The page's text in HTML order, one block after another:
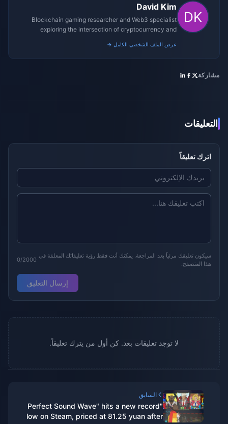
David Kim
Blockchain gaming researcher and Web3 specialist
exploring the intersection of cryptocurrency and
عرض الملف الشخصي الكامل →
مشاركة
التعليقات
اترك تعليقاً
سيكون تعليقك مرئياً بعد المراجعة. يمكنك أنت فقط رؤية تعليقاتك المعلقة في
هذا المتصفح.
0/2000
إرسال التعليق
لا توجد تعليقات بعد. كن أول من يترك تعليقاً.
السابق
"Perfect Sound Wave" hits a new record
low on Steam, priced at 81.25 yuan after